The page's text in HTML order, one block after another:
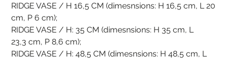
RIDGE VASE / H 16,5 CM (dimesnsions: H 16,5 cm, L 20
cm, P 6 cm);
RIDGE VASE / H: 35 CM (dimesnsions: H 35 cm, L
23,3 cm, P 8,6 cm);
RIDGE VASE / H: 48,5 CM (dimesnsions: H 48,5 cm, L